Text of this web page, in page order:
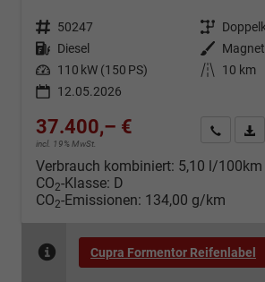
Fahrzeugnr. 50247 Getriebe
Kraftstoff Diesel Außenfarbe
Leistung 110 kW (150 PS) Kilometerstand
10 km
12.05.2026
37.400,– €
incl. 19% MwSt.
Kontakt
Verbrauch kombiniert: 5,10 l/100km
CO2-Klasse: D
CO2-Emissionen: 134,00 g/km
Cupra Formentor Reifenlabel